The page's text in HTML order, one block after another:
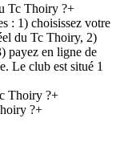
Tc Thoiry ?+
: 1) choisissez votre
du Tc Thoiry, 2)
payez en ligne de
Le club est situé 1
Thoiry ?+
?+